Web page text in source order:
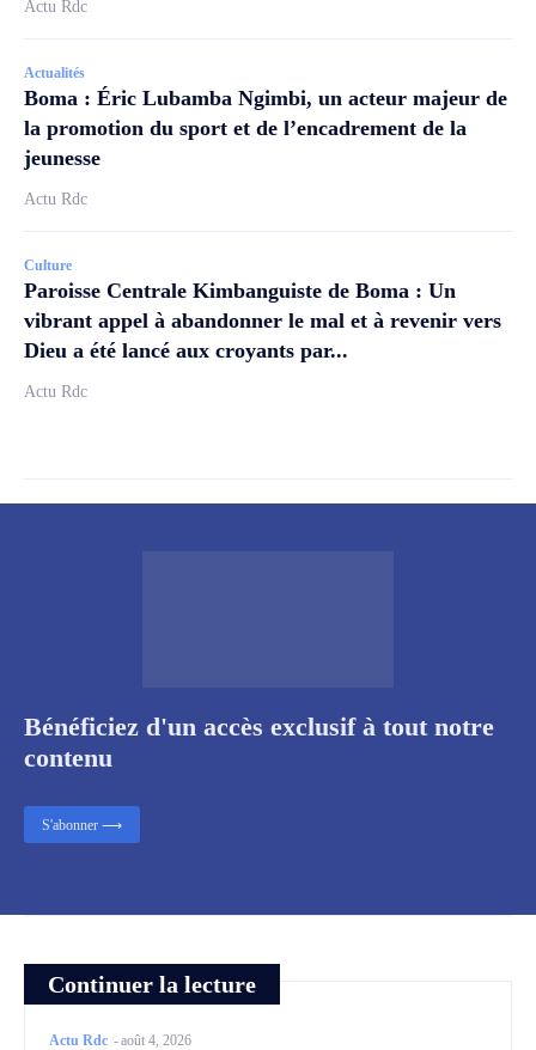
Actu Rdc
Actualités
Boma : Éric Lubamba Ngimbi, un acteur majeur de
la promotion du sport et de l’encadrement de la
jeunesse
Actu Rdc
Culture
Paroisse Centrale Kimbanguiste de Boma : Un
vibrant appel à abandonner le mal et à revenir vers
Dieu a été lancé aux croyants par...
Actu Rdc
Continuer la lecture
Actu Rdc -août 4, 2026
Bénéficiez d'un accès exclusif à tout notre
contenu
S'abonner ⟶